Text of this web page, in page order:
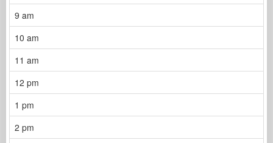
9 am
10 am
11 am
12 pm
1 pm
2 pm